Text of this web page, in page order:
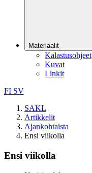
Materiaalit
Kalastusohjeet
Kuvat
Linkit
FI SV
SAKL
Artikkelit
Ajankohtaista
Ensi viikolla
Ensi viikolla